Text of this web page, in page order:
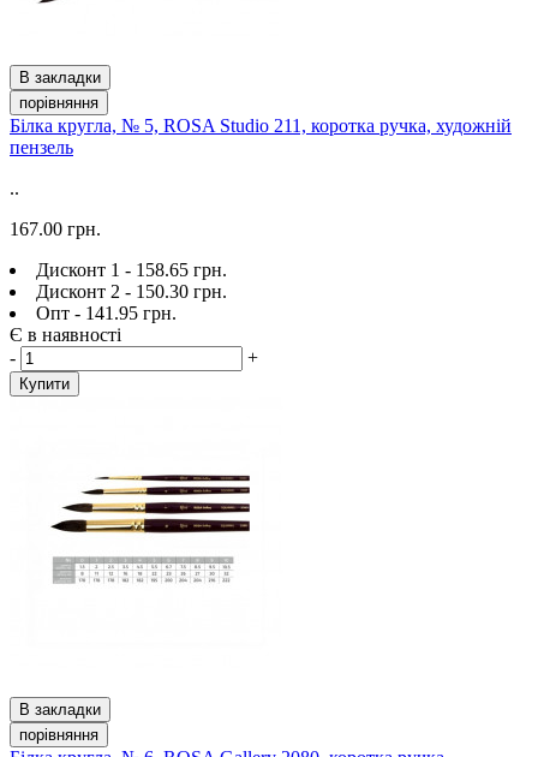
В закладки
порівняння
Білка кругла, № 5, ROSA Studio 211, коротка ручка, художній
пензель
..
167.00 грн.
Дисконт 1 - 158.65 грн.
Дисконт 2 - 150.30 грн.
Опт - 141.95 грн.
Є в наявності
-
+
Купити
В закладки
порівняння